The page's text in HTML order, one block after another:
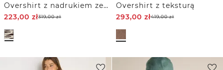
Overshirt z nadrukiem zebry
223,00 zł319,00zł
Overshirt z teksturą
293,00 zł419,00zł